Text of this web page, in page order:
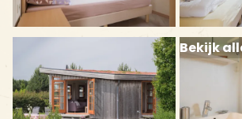
Bekijk